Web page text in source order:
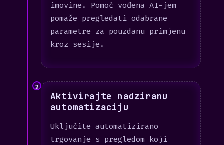
imovine. Pomoć vođena AI-jem
pomaže pregledati odabrane
parametre za pouzdanu primjenu
kroz sesije.
2
Aktivirajte nadziranu
automatizaciju
Uključite automatizirano
trgovanje s pregledom koji